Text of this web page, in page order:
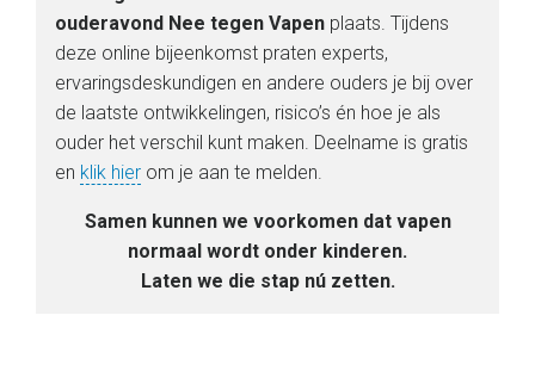
ouderavond Nee tegen Vapen plaats. Tijdens
deze online bijeenkomst praten experts,
ervaringsdeskundigen en andere ouders je bij over
de laatste ontwikkelingen, risico’s én hoe je als
ouder het verschil kunt maken. Deelname is gratis
en klik hierom je aan te melden.
Samen kunnen we voorkomen dat vapen
normaal wordt onder kinderen.
Laten we die stap nú zetten.